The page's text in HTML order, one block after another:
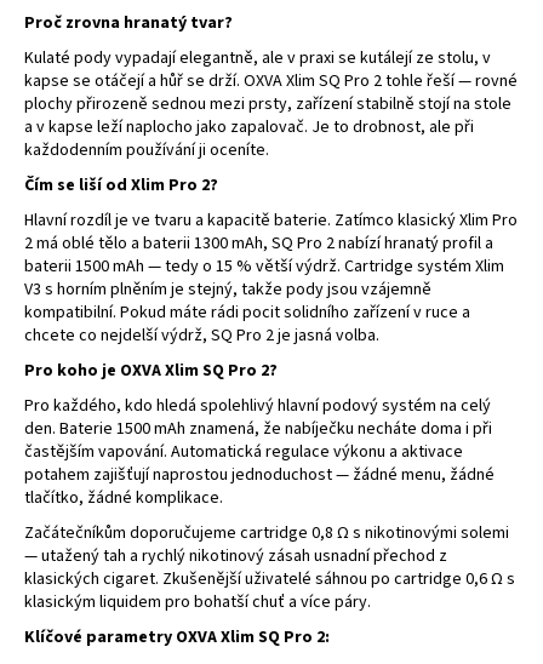
c
í
p
y
v
ý
p
i
s
u
á
n
í
Proč zrovna hranatý tvar?
Kulaté pody vypadají elegantně, ale v praxi se kutálejí ze stolu, v
kapse se otáčejí a hůř se drží. OXVA Xlim SQ Pro 2 tohle řeší — rovné
plochy přirozeně sednou mezi prsty, zařízení stabilně stojí na stole
a v kapse leží naplocho jako zapalovač. Je to drobnost, ale při
každodenním používání ji oceníte.
Čím se liší od Xlim Pro 2?
Hlavní rozdíl je ve tvaru a kapacitě baterie. Zatímco klasický Xlim Pro
2 má oblé tělo a baterii 1300 mAh, SQ Pro 2 nabízí hranatý profil a
baterii 1500 mAh — tedy o 15 % větší výdrž. Cartridge systém Xlim
V3 s horním plněním je stejný, takže pody jsou vzájemně
kompatibilní. Pokud máte rádi pocit solidního zařízení v ruce a
chcete co nejdelší výdrž, SQ Pro 2 je jasná volba.
Pro koho je OXVA Xlim SQ Pro 2?
Pro každého, kdo hledá spolehlivý hlavní podový systém na celý
den. Baterie 1500 mAh znamená, že nabíječku necháte doma i při
častějším vapování. Automatická regulace výkonu a aktivace
potahem zajišťují naprostou jednoduchost — žádné menu, žádné
tlačítko, žádné komplikace.
Začátečníkům doporučujeme cartridge 0,8 Ω s nikotinovými solemi
— utažený tah a rychlý nikotinový zásah usnadní přechod z
klasických cigaret. Zkušenější uživatelé sáhnou po cartridge 0,6 Ω s
klasickým liquidem pro bohatší chuť a více páry.
Klíčové parametry OXVA Xlim SQ Pro 2: